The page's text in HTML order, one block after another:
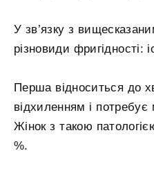
У зв’язку з
різновиди фригідності:
Перша відноситься до
відхиленням і
Жінок з такою
%.